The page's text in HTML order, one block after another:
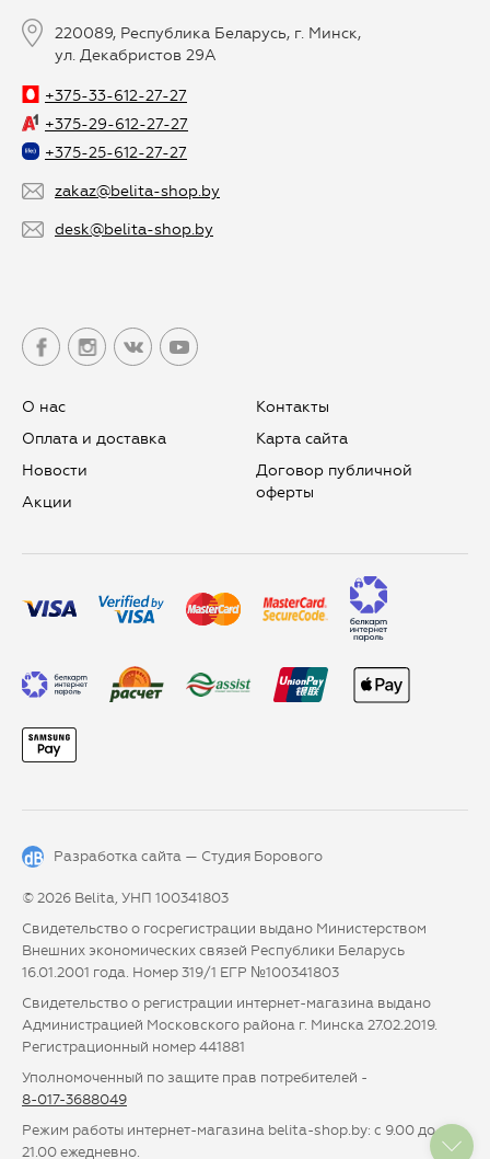
220089, Республика Беларусь, г. Минск,
ул. Декабристов 29А
+375-33-612-27-27
+375-29-612-27-27
+375-25-612-27-27
zakaz@belita-shop.by
desk@belita-shop.by
О нас
Оплата и доставка
Новости
Aкции
Контакты
Карта сайта
Договор публичной
оферты
Разработка сайта — Студия Борового
© 2026 Belita, УНП 100341803
Свидетельство о госрегистрации выдано Министерством
Внешних экономических связей Республики Беларусь
16.01.2001 года. Номер 319/1 ЕГР №100341803
Свидетельство о регистрации интернет-магазина выдано
Администрацией Московского района г. Минска 27.02.2019.
Регистрационный номер 441881
Уполномоченный по защите прав потребителей -
8-017-3688049
Режим работы интернет-магазина belita-shop.by: с 9.00 до
21.00 ежедневно.